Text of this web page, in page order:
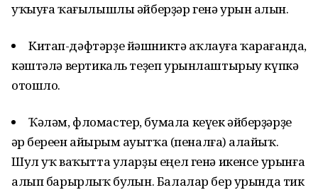
уҡыуға ҡағылышлы әйберҙәр генә урын алһын.
Китап-дәфтәрҙе йәшниктә һаҡлауға ҡарағанда,
кәштәлә вертикаль теҙеп урынлаштырыу күпкә
отошло.
Ҡәләм, фломастер, бумала кеүек әйберҙәрҙе
һәр береһен айырым һауытҡа (пеналға) һалайыҡ.
Шул уҡ ваҡытта уларҙы еңел генә икенсе урынға
алып барырлыҡ булһын. Балалар бер урында тик